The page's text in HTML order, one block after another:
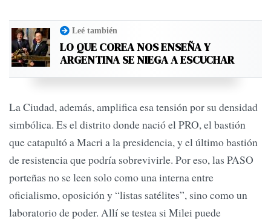
Leé también
LO QUE COREA NOS ENSEÑA Y
ARGENTINA SE NIEGA A ESCUCHAR
La Ciudad, además, amplifica esa tensión por su densidad
simbólica. Es el distrito donde nació el PRO, el bastión
que catapultó a Macri a la presidencia, y el último bastión
de resistencia que podría sobrevivirle. Por eso, las PASO
porteñas no se leen solo como una interna entre
oficialismo, oposición y “listas satélites”, sino como un
laboratorio de poder. Allí se testea si Milei puede